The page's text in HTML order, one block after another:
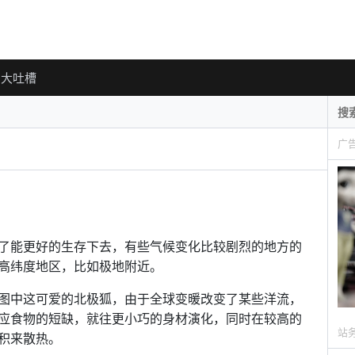
大吐槽
能更好的生存下去，有些气候变化比较剧烈的地方的
度地区，比如极地附近。
这可爱的北极狐，由于全球变暖改变了某些洋流，
食物的短缺，就往更小巧的身材演化，同时在较高的
散热。
广
站